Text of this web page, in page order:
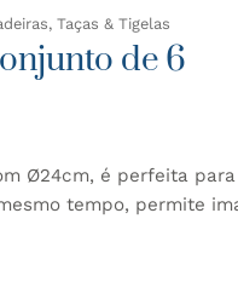
Taças & Tigelas
de 6
Ø24cm, é perfeita
tempo, permite